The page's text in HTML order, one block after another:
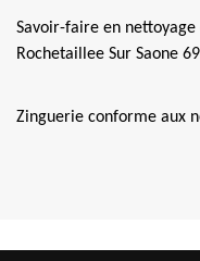
Savoir-faire en
Rochetaillee Sur Saone
Zinguerie conforme aux